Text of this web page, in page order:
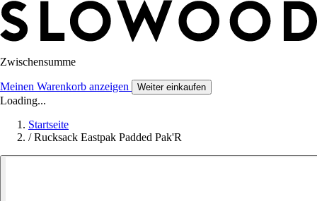
Zwischensumme
Meinen Warenkorb anzeigen Weiter einkaufen
Loading...
Startseite
/ Rucksack Eastpak Padded Pak'R